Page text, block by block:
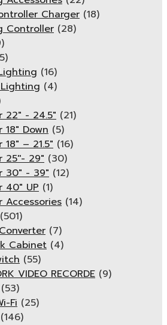
Charger (18)
Controller (28)
(16)
(4)
22" - 24.5" (21)
18" Down (5)
– 21.5″ (16)
25''- 29" (30)
30" - 39" (12)
40" UP (1)
Accessories (14)
(501)
(7)
Cabinet (4)
(55)
VIDEO RECORDE (9)
(53)
Fi (25)
(146)